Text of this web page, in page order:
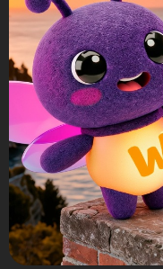
Spedizione